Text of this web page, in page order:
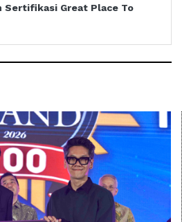
Sertifikasi Great Place To